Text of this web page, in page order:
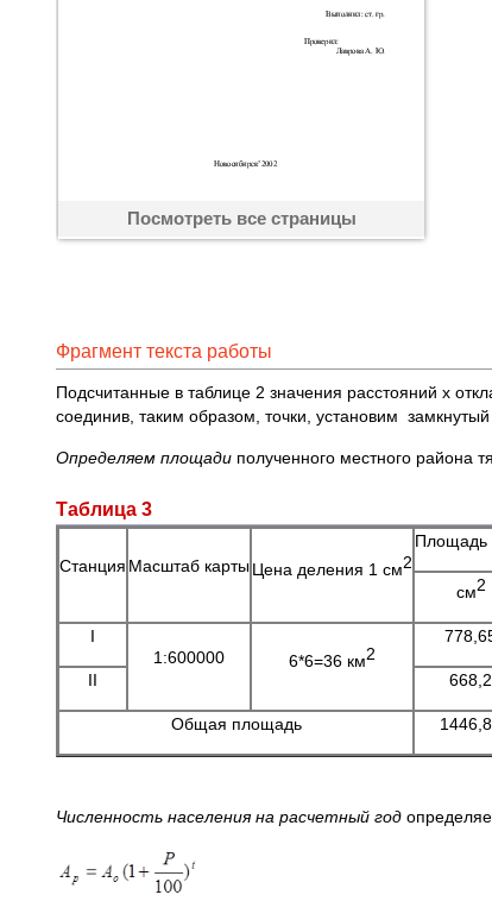
Посмотреть все страницы
Фрагмент текста работы
Подсчитанные в таблице 2 значения расстояний х
соединив, таким образом, точки, установим
Определяем площади полученного местного района
Таблица 3
Станция Масштаб картыЦена деления 1 см2
Площадь
см2
I
1:600000
6*6=36 км2
II 668,2
Общая площадь
Численность населения на расчетный год